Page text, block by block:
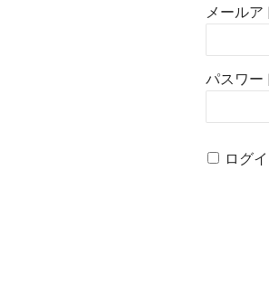
メールア
パスワー
ログ